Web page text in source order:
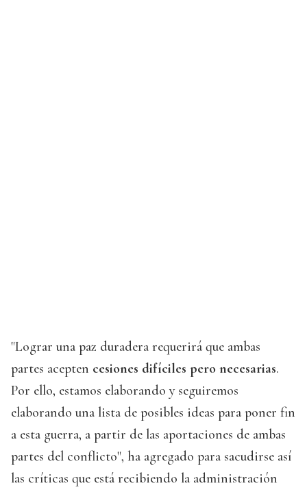
"Lograr una paz duradera requerirá que ambas
partes acepten cesiones difíciles pero necesarias.
Por ello, estamos elaborando y seguiremos
elaborando una lista de posibles ideas para poner fin
a esta guerra, a partir de las aportaciones de ambas
partes del conflicto", ha agregado para sacudirse así
las críticas que está recibiendo la administración